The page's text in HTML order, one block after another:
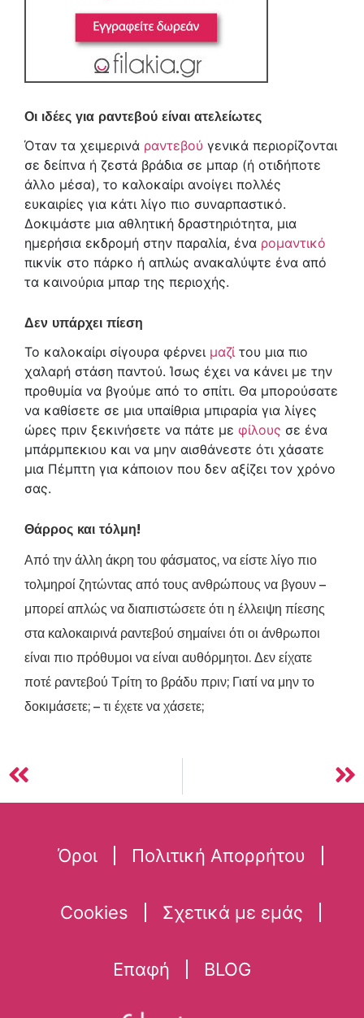
Οι ιδέες για ραντεβού είναι ατελείωτες
Όταν τα χειμερινά ραντεβού γενικά περιορίζονται
σε δείπνα ή ζεστά βράδια σε μπαρ (ή οτιδήποτε
άλλο μέσα), το καλοκαίρι ανοίγει πολλές
ευκαιρίες για κάτι λίγο πιο συναρπαστικό.
Δοκιμάστε μια αθλητική δραστηριότητα, μια
ημερήσια εκδρομή στην παραλία, ένα ρομαντικό
πικνίκ στο πάρκο ή απλώς ανακαλύψτε ένα από
τα καινούρια μπαρ της περιοχής.
Δεν υπάρχει πίεση
Το καλοκαίρι σίγουρα φέρνει μαζίτου μια πιο
χαλαρή στάση παντού. Ίσως έχει να κάνει με την
προθυμία να βγούμε από το σπίτι. Θα μπορούσατε
να καθίσετε σε μια υπαίθρια μπιραρία για λίγες
ώρες πριν ξεκινήσετε να πάτε με φίλους σε ένα
μπάρμπεκιου και να μην αισθάνεστε ότι χάσατε
μια Πέμπτη για κάποιον που δεν αξίζει τον χρόνο
σας.
Θάρρος και τόλμη!
Από την άλλη άκρη του φάσματος, να είστε λίγο πιο
τολμηροί ζητώντας από τους ανθρώπους να βγουν –
μπορεί απλώς να διαπιστώσετε ότι η έλλειψη πίεσης
στα καλοκαιρινά ραντεβού σημαίνει ότι οι άνθρωποι
είναι πιο πρόθυμοι να είναι αυθόρμητοι. Δεν είχατε
ποτέ ραντεβού Τρίτη το βράδυ πριν; Γιατί να μην το
δοκιμάσετε; – τι έχετε να χάσετε;
Όροι Πολιτική Απορρήτου
Cookies Σχετικά με εμάς
Επαφή BLOG